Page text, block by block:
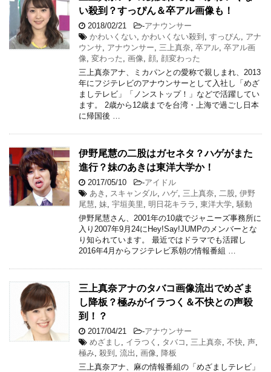
い殺到？すっぴん＆卒アル画像も！
2018/02/21 -アナウンサー
かわいくない かわいくない殺到 すっぴん
アナ
ウンサ
アナウンサー 三上真奈 卒アル 卒アル画
像 変わった 画像 顔 顔変わった
三上真奈アナ、ミカパンとの愛称で親しまれ、2013
年にフジテレビのアナウンサーとして入社し「めざ
ましテレビ」「ノンストップ！」などで活躍してい
ます。 2歳から12歳までを台湾・上海で過ごし日本
に帰国後 …
伊野尾慧の二股はガセネタ？ハゲがまた
進行？妹のあきは東洋大学か！
2017/05/10 -アイドル
あき
スキャンダル ハゲ 三上真奈 二股 伊野
尾慧 妹 宇垣美里 明日花キララ 東洋大学 騒動
伊野尾慧さん、2001年の10歳でジャニーズ事務所に
入り2007年9月24にHey!Say!JUMPのメンバーとな
り知られています。 最近ではドラマでも活躍し
2016年4月からフジテレビ系朝の情報番組 …
三上真奈アナのタバコ画像流出でめざま
し降板？極みがイラつく＆不快との声殺
到！？
2017/04/21 -アナウンサー
めざまし
イラつく タバコ 三上真奈 不快 声
極み 殺到 流出 画像
降板
三上真奈アナ、麻の情報番組の「めざましテレビ」